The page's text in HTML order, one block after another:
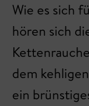
Wie es sich
hören sich
dem
ein